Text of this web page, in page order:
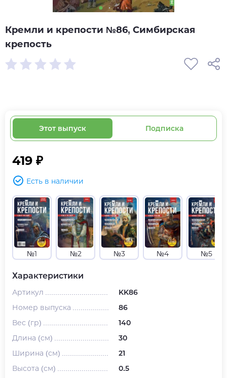
Кремли и крепости №86, Симбирская
крепость
Этот выпуск Подписка
419 ₽
Есть в наличии
№1 №2 №3 №4 №5
Характеристики
Артикул
KK86
Номер выпуска
86
Вес (гр)
140
Длина (см)
30
Ширина (см)
21
Высота (см)
0.5